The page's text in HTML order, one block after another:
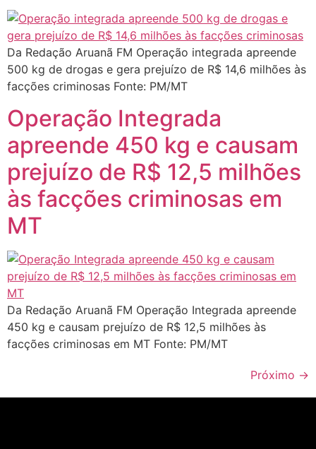
Da Redação Aruanã FM Operação integrada apreende
500 kg de drogas e gera prejuízo de R$ 14,6 milhões às
facções criminosas Fonte: PM/MT
Operação Integrada
apreende 450 kg e causam
prejuízo de R$ 12,5 milhões
às facções criminosas em
MT
Da Redação Aruanã FM Operação Integrada apreende
450 kg e causam prejuízo de R$ 12,5 milhões às
facções criminosas em MT Fonte: PM/MT
Próximo →